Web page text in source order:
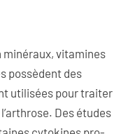
minéraux, vitamines
possèdent des
utilisées pour traiter
Des études